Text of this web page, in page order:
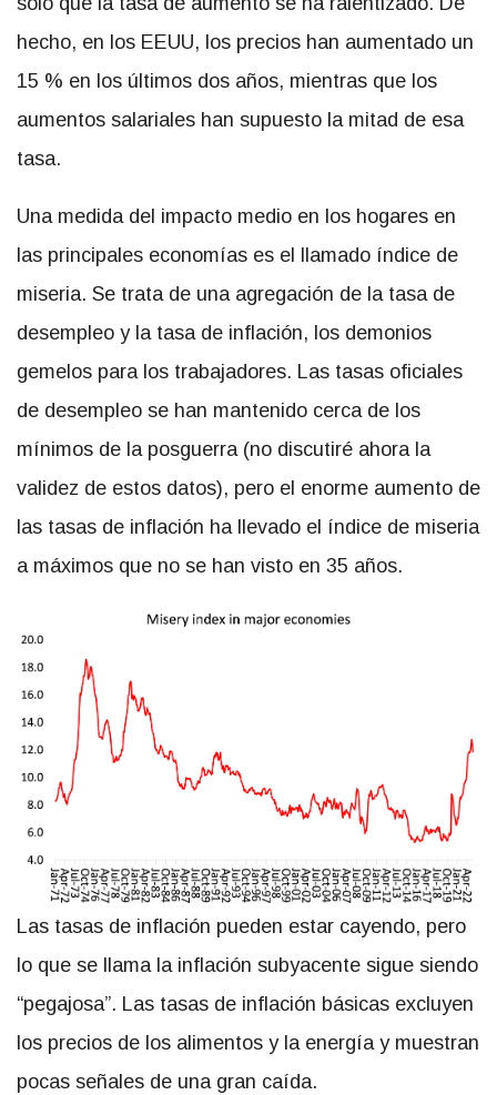
hecho, en los EEUU, los precios han aumentado un
15 % en los últimos dos años, mientras que los
aumentos salariales han supuesto la mitad de esa
tasa.
Una medida del impacto medio en los hogares en
las principales economías es el llamado índice de
miseria. Se trata de una agregación de la tasa de
desempleo y la tasa de inflación, los demonios
gemelos para los trabajadores. Las tasas oficiales
de desempleo se han mantenido cerca de los
mínimos de la posguerra (no discutiré ahora la
validez de estos datos), pero el enorme aumento de
las tasas de inflación ha llevado el índice de miseria
a máximos que no se han visto en 35 años.
Las tasas de inflación pueden estar cayendo, pero
lo que se llama la inflación subyacente sigue siendo
“pegajosa”. Las tasas de inflación básicas excluyen
los precios de los alimentos y la energía y muestran
pocas señales de una gran caída.